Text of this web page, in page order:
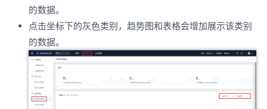
的数据。
点击坐标下的灰色类别，趋势图和表格会增加展示该类别
的数据。